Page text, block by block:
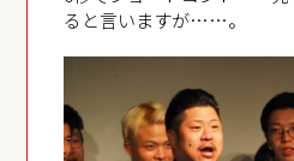
ると言いますが……。